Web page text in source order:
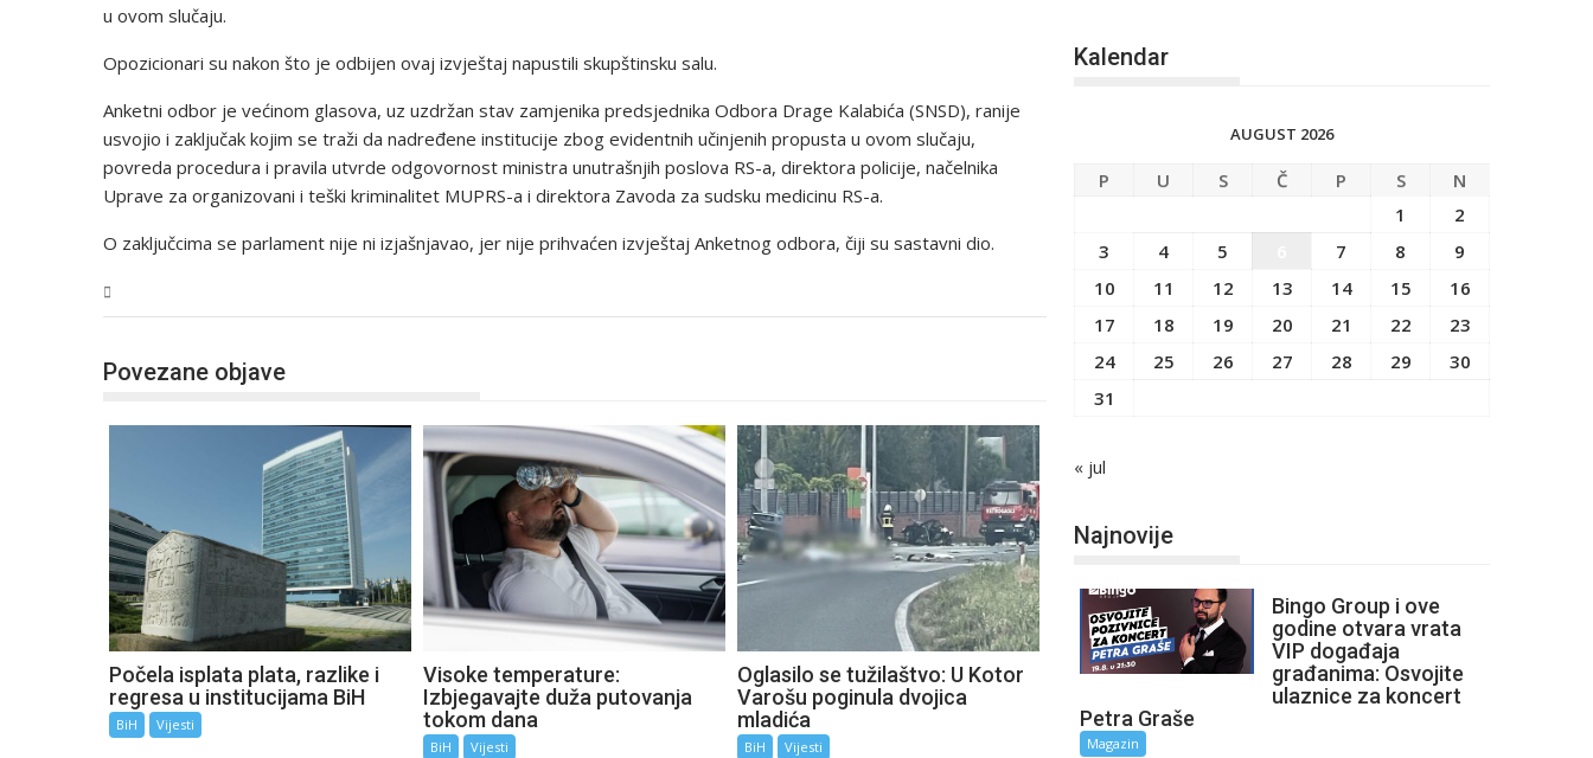
u ovom slučaju.
Opozicionari su nakon što je odbijen ovaj izvještaj napustili skupštinsku salu.
Anketni odbor je većinom glasova, uz uzdržan stav zamjenika predsjednika Odbora Drage Kalabića (SNSD), ranije
usvojio i zaključak kojim se traži da nadređene institucije zbog evidentnih učinjenih propusta u ovom slučaju,
povreda procedura i pravila utvrde odgovornost ministra unutrašnjih poslova RS-a, direktora policije, načelnika
Uprave za organizovani i teški kriminalitet MUPRS-a i direktora Zavoda za sudsku medicinu RS-a.
O zaključcima se parlament nije ni izjašnjavao, jer nije prihvaćen izvještaj Anketnog odbora, čiji su sastavni dio.
Povezane objave
Počela isplata plata, razlike i
regresa u institucijama BiH
BiH Vijesti
Visoke temperature:
Izbjegavajte duža putovanja
tokom dana
BiH Vijesti
Oglasilo se tužilaštvo: U Kotor
Varošu poginula dvojica
mladića
BiH Vijesti
Kalendar
AUGUST 2026
P U S Č P S
N
1
2
3
4 5 7 8
9
10
11 12 13 14 15
16
17
18 19 20 21 22
23
24
25 26 27 28 29
30
31
« jul
Najnovije
Bingo Group i ove
godine otvara vrata
VIP događaja
građanima: Osvojite
ulaznice za koncert
Petra Graše
Magazin